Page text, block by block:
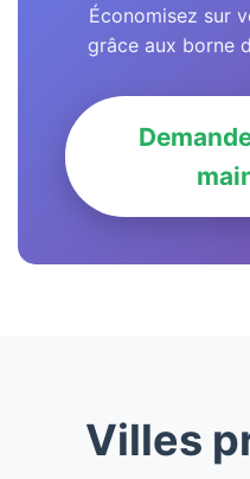
Économisez sur
grâce aux borne
Villes